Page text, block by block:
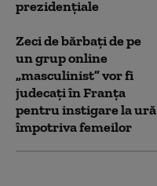
prezidenţiale
Zeci de bărbați de pe
un grup online
„masculinist” vor fi
judecați în Franța
pentru instigare la ură
împotriva femeilor